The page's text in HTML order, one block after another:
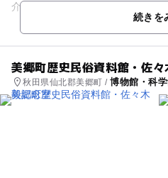
介しているのが「秋田犬会館」
犬も紹介され、秋田犬の歴史...
続きを
美郷町歴史民俗資料館・佐
秋田県仙北郡美郷町 /博物館・科